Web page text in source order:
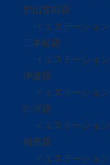
郡山富田店
イエステーション
二本松店
イエステーション
伊達店
イエステーション
白河店
イエステーション
相馬店
イエステーション